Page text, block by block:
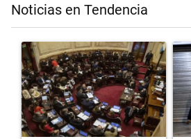
Noticias en Tendencia
Un artículo de tendencia con el títuloUn